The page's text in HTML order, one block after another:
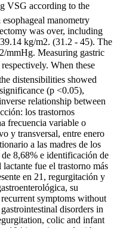
VSG according to the
manometry
was over, including
kg/m2. (31.2 - 45). The
mmHg. Measuring gastric
When these
distensibilities showed
(p <0.05),
relationship between
los trastornos
frecuencia variable o
y transversal, entre enero
a las madres de los
de 8,68% e identificación de
fue el trastorno más
en 21, regurgitación y
su
symptoms without
disorders in
colic and infant